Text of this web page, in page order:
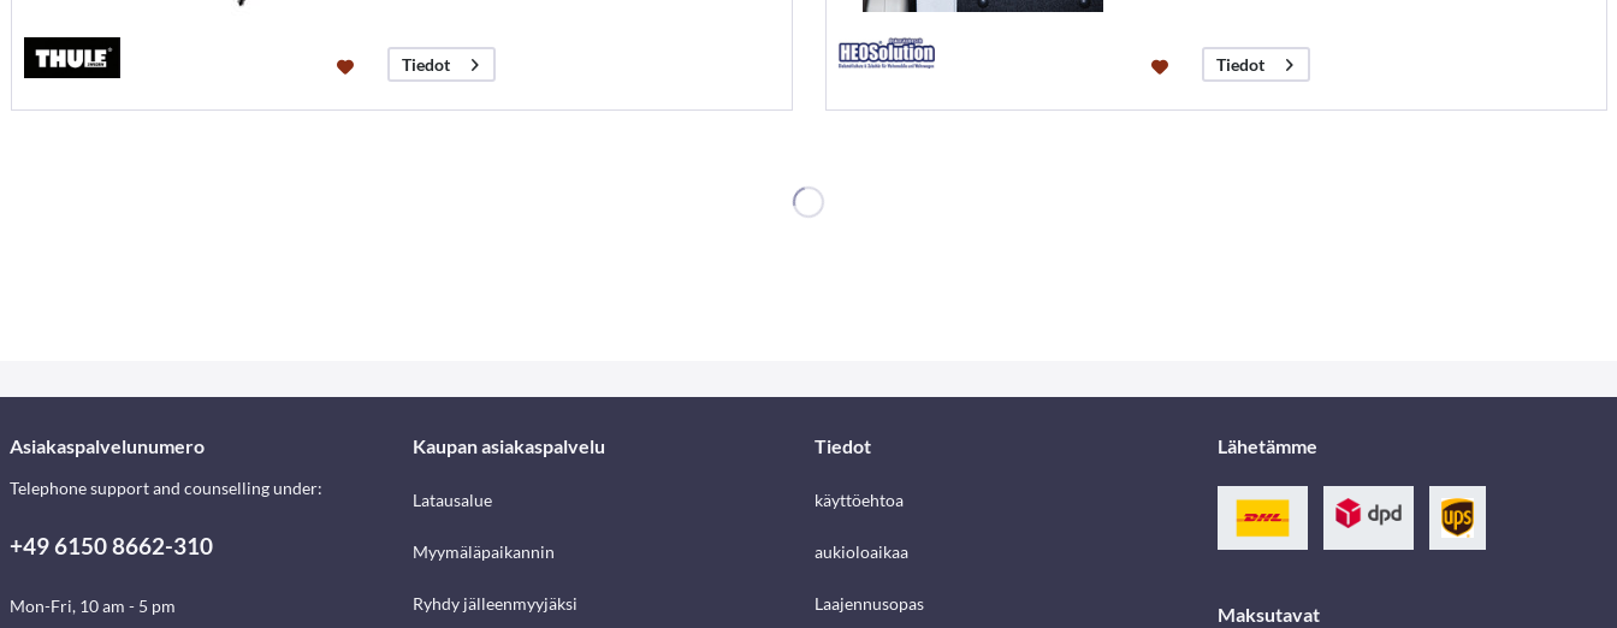
Tiedot Tiedot
Asiakaspalvelunumero
Telephone support and counselling under:
+49 6150 8662-310
Mon-Fri, 10 am - 5 pm
Kaupan asiakaspalvelu
Latausalue
Myymäläpaikannin
Ryhdy jälleenmyyjäksi
Tiedot
käyttöehtoa
aukioloaikaa
Laajennusopas
Lähetämme
Maksutavat